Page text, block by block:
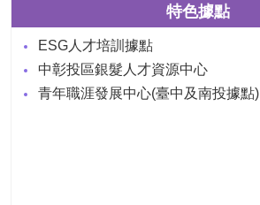
特色據點
ESG人才培訓據點
中彰投區銀髮人才資源中心
青年職涯發展中心(臺中及南投據點)